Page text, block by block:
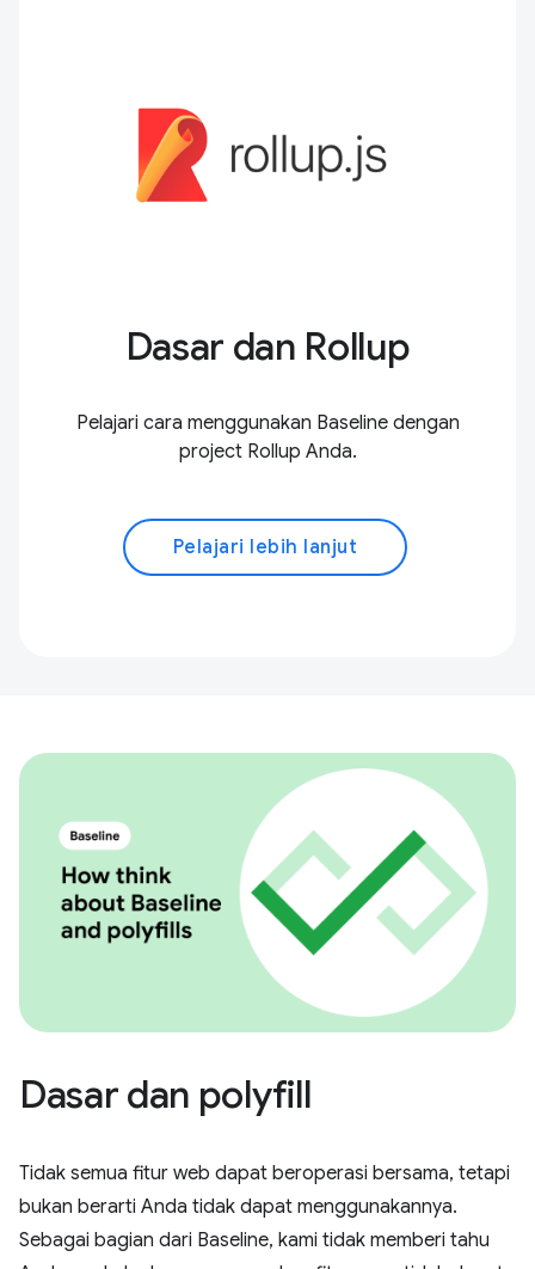
Dasar dan Rollup
Pelajari cara menggunakan Baseline dengan
project Rollup Anda.
Pelajari lebih lanjut
Dasar dan polyfill
Tidak semua fitur web dapat beroperasi bersama, tetapi
bukan berarti Anda tidak dapat menggunakannya.
Sebagai bagian dari Baseline, kami tidak memberi tahu